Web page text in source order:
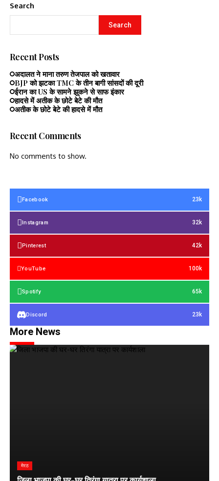
Search
Search
Recent Posts
अदालत ने माना तरुण तेजपाल को खतावार
BJP को झटका TMC के तीन बागी सांसदों की दूरी
ईरान का US के सामने झुकने से साफ इंकार
हादसे में अतीक के छोटे बेटे की मौत
अतीक के छोटे बेटे की हादसे में मौत
Recent Comments
No comments to show.
Facebook 23k
Instagram 32k
Pinterest 42k
YouTube 100k
Spotify 65k
Discord 23k
More News
मेरठ